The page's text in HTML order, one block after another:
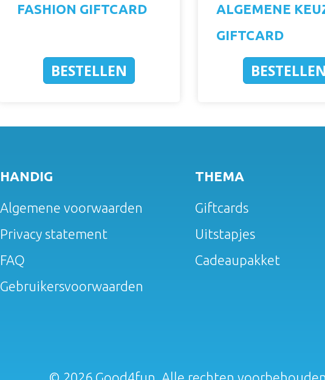
FASHION GIFTCARD
BESTELLEN
ALGEMENE
GIFTCARD
HANDIG
Algemene voorwaarden
Privacy statement
FAQ
Gebruikersvoorwaarden
THEMA
Giftcards
Uitstapjes
Cadeaupakket